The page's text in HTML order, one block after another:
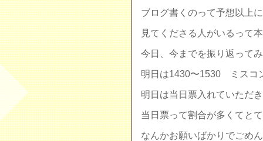
ブログ書くのって予想以上
見てくださる人がいるって
今日、今までを振り返って
明日は1430〜1530 ミスコ
明日は当日票入れていただ
当日票って割合が多くてと
なんかお願いばかりでごめ